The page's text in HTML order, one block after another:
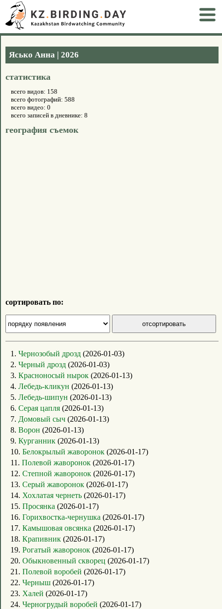
Ясько Анна | 2026
статистика
всего видов: 158
всего фотографий: 588
всего видео: 0
всего записей в дневнике: 8
география съемок
сортировать по:
1. Чернозобый дрозд (2026-01-03)
2. Черный дрозд (2026-01-03)
3. Красноносый нырок (2026-01-13)
4. Лебедь-кликун (2026-01-13)
5. Лебедь-шипун (2026-01-13)
6. Серая цапля (2026-01-13)
7. Домовый сыч (2026-01-13)
8. Ворон (2026-01-13)
9. Курганник (2026-01-13)
10. Белокрылый жаворонок (2026-01-17)
11. Полевой жаворонок (2026-01-17)
12. Степной жаворонок (2026-01-17)
13. Серый жаворонок (2026-01-17)
14. Хохлатая чернеть (2026-01-17)
15. Просянка (2026-01-17)
16. Горихвостка-чернушка (2026-01-17)
17. Камышовая овсянка (2026-01-17)
18. Крапивник (2026-01-17)
19. Рогатый жаворонок (2026-01-17)
20. Обыкновенный скворец (2026-01-17)
21. Полевой воробей (2026-01-17)
22. Черныш (2026-01-17)
23. Халей (2026-01-17)
24. Черногрудый воробей (2026-01-17)